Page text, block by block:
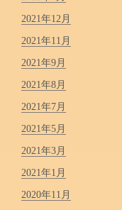
2021年12月
2021年11月
2021年9月
2021年8月
2021年7月
2021年5月
2021年3月
2021年1月
2020年11月